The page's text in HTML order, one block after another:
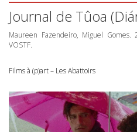
Journal de Tûoa
Maureen Fazendeiro, Miguel
VOSTF.
Films à (p)art – Les Abattoirs